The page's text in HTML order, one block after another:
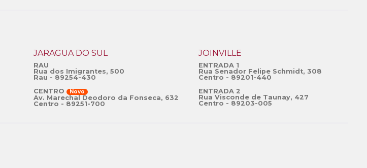
JARAGUÁ DO SUL
RAU
Rua dos Imigrantes, 500
Rau - 89254-430
CENTRO
Novo
Av. Marechal Deodoro da Fonseca, 632
Centro - 89251-700
JOINVILLE
ENTRADA 1
Rua Senador Felipe Schmidt, 308
Centro - 89201-440
ENTRADA 2
Rua Visconde de Taunay, 427
Centro - 89203-005